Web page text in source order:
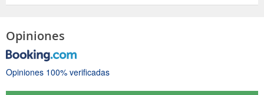
Opiniones
Opiniones 100% verificadas